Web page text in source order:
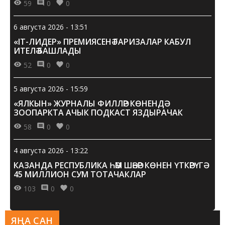
59 0 0
6 августа 2026 - 13:51
«IT-ЛИДЕР» ПРЕМИЯСЕНӘ ГАРИЗАЛАР КАБУЛ
ИТЕЛӘ БАШЛАДЫ
52 0 0
5 августа 2026 - 15:59
«ЯЛКЫН» ЖУРНАЛЫ ФИЛЛӘР КӨНЕНДӘ
ЗООПАРКТА АЧЫК ПОДКАСТ ЯЗДЫРАЧАК
58 0 0
4 августа 2026 - 13:22
КАЗАНДА РЕСПУБЛИКА ҺӘМ ШӘҺӘР КӨНЕН ҮТКӘРҮГӘ
45 МИЛЛИОН СУМ ТОТАЧАКЛАР
103 0 0
ЯҢА САН